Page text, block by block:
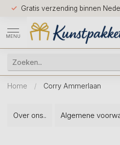
Gratis verzending binnen
MENU
Home / Corry Ammerlaan
Over ons.. Algemene